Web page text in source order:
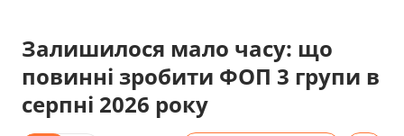
Залишилося мало часу: що
повинні зробити ФОП 3 групи в
серпні 2026 року